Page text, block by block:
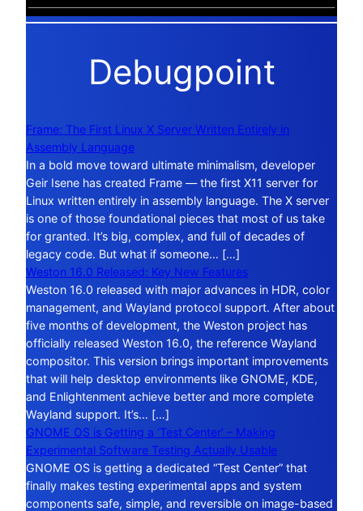
Debugpoint
Frame: The First Linux X Server Written Entirely in
Assembly Language
In a bold move toward ultimate minimalism, developer
Geir Isene has created Frame — the first X11 server for
Linux written entirely in assembly language. The X server
is one of those foundational pieces that most of us take
for granted. It’s big, complex, and full of decades of
legacy code. But what if someone… […]
Weston 16.0 Released: Key New Features
Weston 16.0 released with major advances in HDR, color
management, and Wayland protocol support. After about
five months of development, the Weston project has
officially released Weston 16.0, the reference Wayland
compositor. This version brings important improvements
that will help desktop environments like GNOME, KDE,
and Enlightenment achieve better and more complete
Wayland support. It’s… […]
GNOME OS is Getting a ‘Test Center’ – Making
Experimental Software Testing Actually Usable
GNOME OS is getting a dedicated “Test Center” that
finally makes testing experimental apps and system
components safe, simple, and reversible on image-based